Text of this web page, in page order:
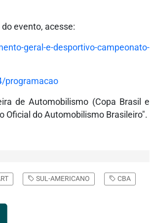
evento, acesse:
geral-e-desportivo-campeonato-
programacao
de Automobilismo (Copa Brasil e
Oficial do Automobilismo Brasileiro".
SUL-AMERICANO CBA